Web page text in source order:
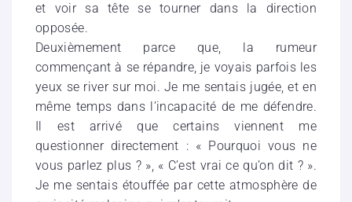
et voir sa tête se tourner dans la direction
opposée.
Deuxièmement parce que, la rumeur
commençant à se répandre, je voyais parfois les
yeux se river sur moi. Je me sentais jugée, et en
même temps dans l’incapacité de me défendre.
Il est arrivé que certains viennent me
questionner directement : « Pourquoi vous ne
vous parlez plus ? », « C’est vrai ce qu’on dit ? ».
Je me sentais étouffée par cette atmosphère de